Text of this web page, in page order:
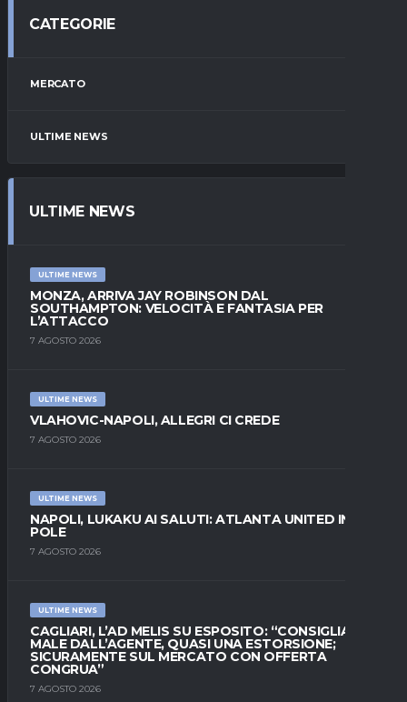
CATEGORIE
MERCATO
ULTIME NEWS
ULTIME NEWS
ULTIME NEWS
MONZA, ARRIVA JAY ROBINSON DAL
SOUTHAMPTON: VELOCITÀ E FANTASIA PER
L’ATTACCO
7 AGOSTO 2026
ULTIME NEWS
VLAHOVIC-NAPOLI, ALLEGRI CI CREDE
7 AGOSTO 2026
ULTIME NEWS
NAPOLI, LUKAKU AI SALUTI: ATLANTA UNITED IN
POLE
7 AGOSTO 2026
ULTIME NEWS
CAGLIARI, L’AD MELIS SU ESPOSITO: “CONSIGLIATO
MALE DALL’AGENTE, QUASI UNA ESTORSIONE;
SICURAMENTE SUL MERCATO CON OFFERTA
CONGRUA”
7 AGOSTO 2026